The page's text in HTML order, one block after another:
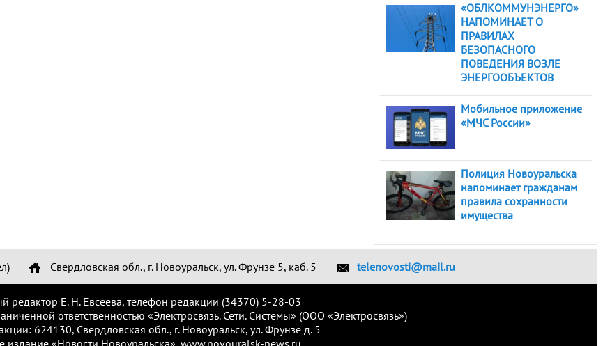
«ОБЛКОММУНЭНЕРГО»
НАПОМИНАЕТ О
ПРАВИЛАХ
БЕЗОПАСНОГО
ПОВЕДЕНИЯ ВОЗЛЕ
ЭНЕРГООБЪЕКТОВ
Мобильное приложение
«МЧС России»
Полиция Новоуральска
напоминает гражданам
правила сохранности
имущества
Свердловская обл., г. Новоуральск, ул. Фрунзе 5, каб. 5 telenovosti@mail.ru
редактор Е. Н. Евсеева, телефон редакции (34370) 5-28-03
ответственностью «Электросвязь. Сети. Системы» (ООО «Электросвязь»)
624130, Свердловская обл., г. Новоуральск, ул. Фрунзе д. 5